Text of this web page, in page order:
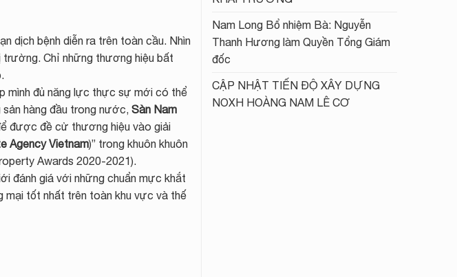
dịch bệnh diễn ra trên toàn cầu. Nhìn
trường. Chỉ những thương hiệu bất
mình đủ năng lực thực sự mới có thể
hàng đầu trong nước, Sàn Nam
được đề cử thương hiệu vào giải
Agency Vietnam)” trong khuôn khuôn
Awards 2020-2021).
đánh giá với những chuẩn mực khắt
mại tốt nhất trên toàn khu vực và thế
Nam Long Bổ nhiệm Bà: Nguyễn
Thanh Hương làm Quyền Tổng Giám
đốc
CẬP NHẬT TIẾN ĐỘ XÂY DỰNG
NOXH HOÀNG NAM LÊ CƠ